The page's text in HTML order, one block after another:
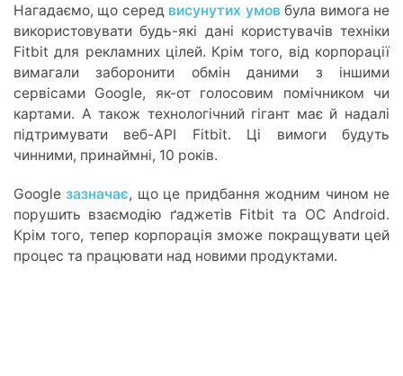
Нагадаємо, що серед висунутих умовбула вимога не
використовувати будь-які дані користувачів техніки
Fitbit для рекламних цілей. Крім того, від корпорації
вимагали заборонити обмін даними з іншими
сервісами Google, як-от голосовим помічником чи
картами. А також технологічний гігант має й надалі
підтримувати веб-API Fіtbit. Ці вимоги будуть
чинними, принаймні, 10 років.
Googleзазначає, що це придбання жодним чином не
порушить взаємодію ґаджетів Fitbit та ОС Android.
Крім того, тепер корпорація зможе покращувати цей
процес та працювати над новими продуктами.